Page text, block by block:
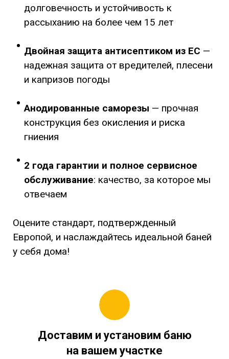
долговечность и устойчивость к
рассыханию на более чем 15 лет
Двойная защита антисептиком из ЕС —
надежная защита от вредителей, плесени
и капризов погоды
Анодированные саморезы — прочная
конструкция без окисления и риска
гниения
2 года гарантии и полное сервисное
обслуживание: качество, за которое мы
отвечаем
Оцените стандарт, подтвержденный
Европой, и наслаждайтесь идеальной баней
у себя дома!
Доставим и установим баню
на вашем участке